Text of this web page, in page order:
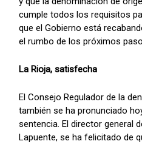
cumple todos los requisitos
que el Gobierno está
el rumbo de los próximos
La Rioja, satisfecha
El Consejo Regulador de la
también se ha pronunciado
sentencia. El director general
Lapuente, se ha felicitado de